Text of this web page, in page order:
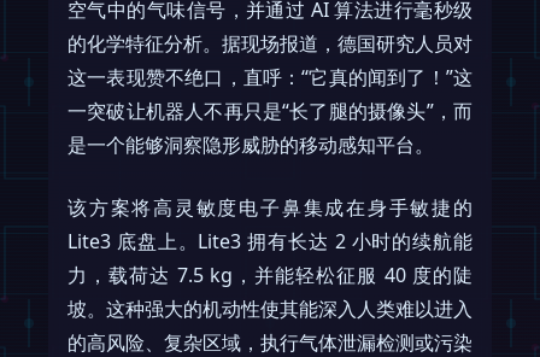
空气中的气味信号，并通过 AI 算法进行毫秒级
的化学特征分析。据现场报道，德国研究人员对
这一表现赞不绝口，直呼：“它真的闻到了！”这
一突破让机器人不再只是“长了腿的摄像头”，而
是一个能够洞察隐形威胁的移动感知平台。
该方案将高灵敏度电子鼻集成在身手敏捷的
Lite3 底盘上。Lite3 拥有长达 2 小时的续航能
力，载荷达 7.5 kg，并能轻松征服 40 度的陡
坡。这种强大的机动性使其能深入人类难以进入
的高风险、复杂区域，执行气体泄漏检测或污染